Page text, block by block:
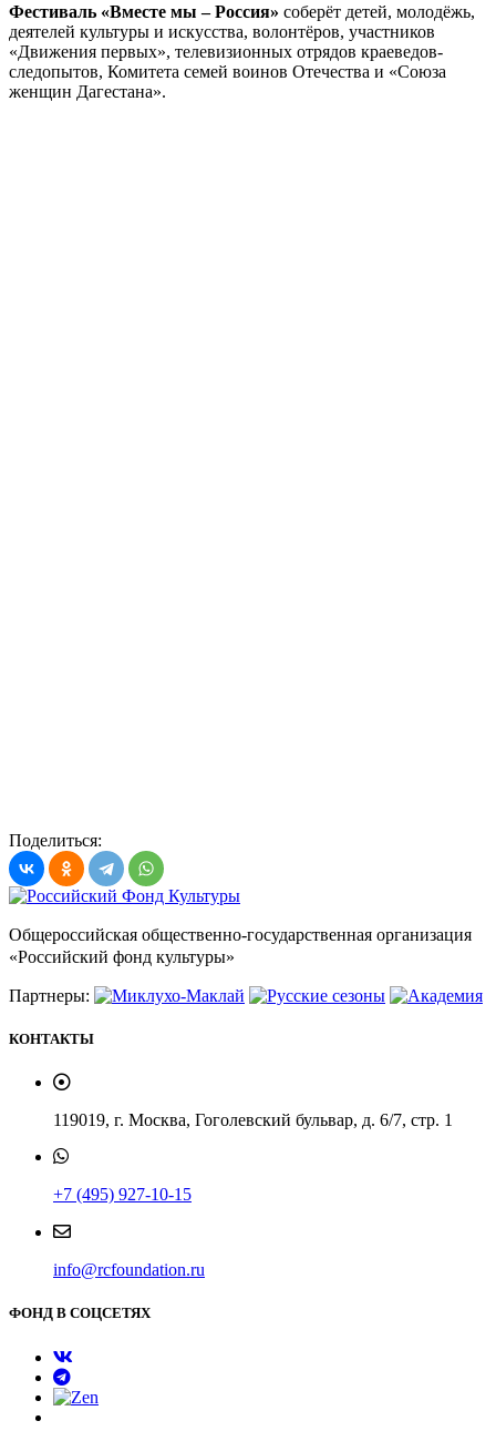
Фестиваль «Вместе мы – Россия» соберёт детей, молодёжь,
деятелей культуры и искусства, волонтёров, участников
«Движения первых», телевизионных отрядов краеведов-
следопытов, Комитета семей воинов Отечества и «Союза
женщин Дагестана».
Поделиться:
Общероссийская общественно-государственная организация
«Российский фонд культуры»
Партнеры:
КОНТАКТЫ
119019, г. Москва, Гоголевский бульвар, д. 6/7, стр. 1
+7 (495) 927-10-15
info@rcfoundation.ru
ФОНД В СОЦСЕТЯХ